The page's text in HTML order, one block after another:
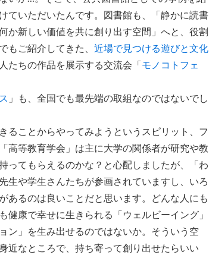
ていただいたんです。図書館も、「静かに読書
か新しい価値を共に創り出す空間」へと、役割
もご紹介してきた、 近場で見つける遊びと文化
たちの作品を展示する交流会「モノコトフェ
」も、全国でも最先端の取組なのではないでし
ることからやってみようというスピリット、フ
高等教育学会」は主に大学の関係者が研究や教
ってもらえるのかな？と心配しましたが、「わ
生や学生さんたちが参画されていますし、いろ
あるのは良いことだと思います。どんな人にも
康で幸せに生きられる「ウェルビーイング」
ン」を生み出せるのではないか。そういう空
近なところで、持ち寄って創り出せたらいい